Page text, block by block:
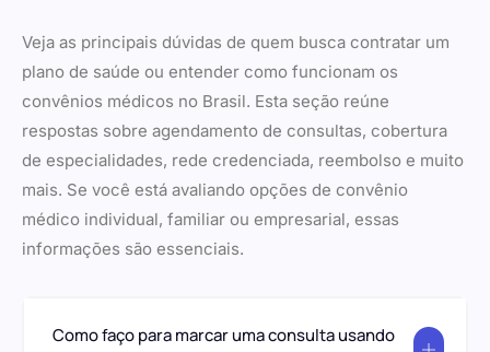
Veja as principais dúvidas de quem busca contratar um
plano de saúde ou entender como funcionam os
convênios médicos no Brasil. Esta seção reúne
respostas sobre agendamento de consultas, cobertura
de especialidades, rede credenciada, reembolso e muito
mais. Se você está avaliando opções de convênio
médico individual, familiar ou empresarial, essas
informações são essenciais.
Como faço para marcar uma consulta usando